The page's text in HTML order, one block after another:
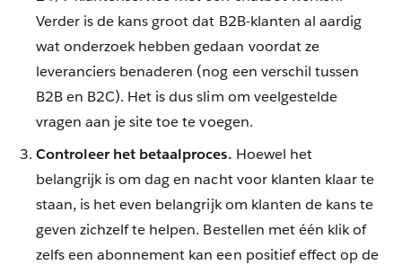
Verder is de kans groot dat B2B-klanten al aardig
wat onderzoek hebben gedaan voordat ze
leveranciers benaderen (nog een verschil tussen
B2B en B2C). Het is dus slim om veelgestelde
vragen aan je site toe te voegen.
Controleer het betaalproces. Hoewel het
belangrijk is om dag en nacht voor klanten klaar te
staan, is het even belangrijk om klanten de kans te
geven zichzelf te helpen. Bestellen met één klik of
zelfs een abonnement kan een positief effect op de